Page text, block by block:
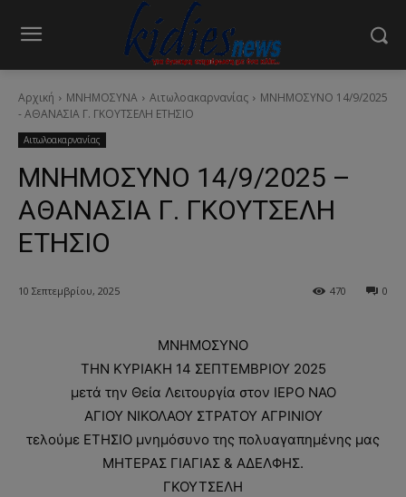
Αρχική ΜΝΗΜΟΣΥΝΑ Αιτωλοακαρνανίας
ΜΝΗΜΟΣΥΝΟ 14/9/2025
- ΑΘΑΝΑΣΙΑ Γ. ΓΚΟΥΤΣΕΛΗ ΕΤΗΣΙΟ
Αιτωλοακαρνανίας
ΜΝΗΜΟΣΥΝΟ 14/9/2025 –
ΑΘΑΝΑΣΙΑ Γ. ΓΚΟΥΤΣΕΛΗ
ΕΤΗΣΙΟ
10 Σεπτεμβρίου, 2025 0
470
ΜΝΗΜΟΣΥΝΟ
ΤΗΝ ΚΥΡΙΑΚΗ 14 ΣΕΠΤΕΜΒΡΙΟΥ 2025
μετά την Θεία Λειτουργία στον ΙΕΡΟ ΝΑΟ
ΑΓΙΟΥ ΝΙΚΟΛΑΟΥ ΣΤΡΑΤΟΥ ΑΓΡΙΝΙΟΥ
τελούμε ΕΤΗΣΙΟ μνημόσυνο της πολυαγαπημένης μας
ΜΗΤΕΡΑΣ ΓΙΑΓΙΑΣ & ΑΔΕΛΦΗΣ.
ΓΚΟΥΤΣΕΛΗ